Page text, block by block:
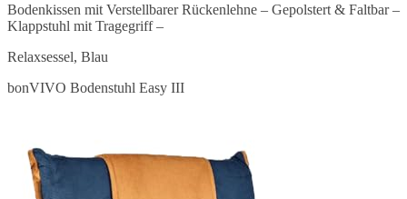
Bodenkissen mit Verstellbarer Rückenlehne – Gepolstert & Faltbar –
Klappstuhl mit Tragegriff –
Relaxsessel, Blau
bonVIVO Bodenstuhl Easy III